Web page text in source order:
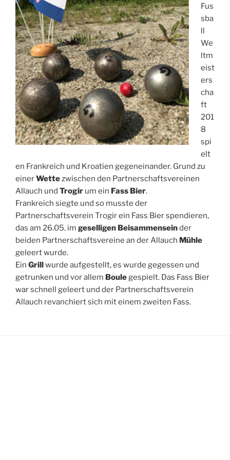
Fus
sba
We
ltm
eist
ers
cha
ft
201
8
spi
elt
en Frankreich und Kroatien gegeneinander. Grund zu
einerWettezwischen den Partnerschaftsvereinen
Allauch und Trogir um ein Fass Bier.
Frankreich siegte und so musste der
Partnerschaftsverein Trogir ein Fass Bier spendieren,
das am 26.05. im geselligen Beisammenseinder
beiden Partnerschaftsvereine an der Allauch Mühle
geleert wurde.
Ein Grill
wurde aufgestellt, es wurde gegessen und
getrunken und vor allem Boulegespielt. Das Fass Bier
war schnell geleert und der Partnerschaftsverein
Allauch revanchiert sich mit einem zweiten Fass.